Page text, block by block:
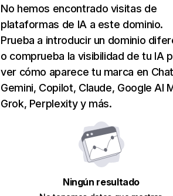
No hemos encontrado visitas de
plataformas de IA a este dominio.
Prueba a introducir un dominio
o comprueba la visibilidad de tu IA
ver cómo aparece tu marca en
Gemini, Copilot, Claude, Google AI
Grok, Perplexity y más.
Ningún resultado